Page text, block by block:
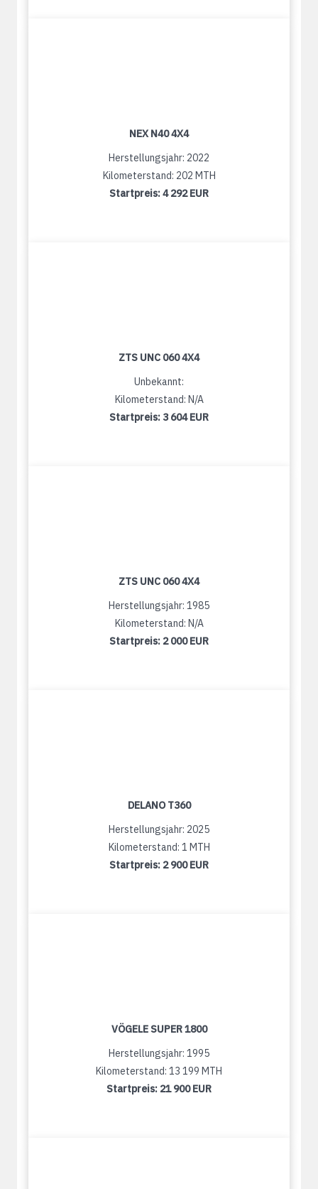
NEX N40 4X4
Herstellungsjahr: 2022
Kilometerstand: 202 MTH
Startpreis:4 292 EUR
ZTS UNC 060 4X4
Unbekannt:
Kilometerstand: N/A
Startpreis: 3 604 EUR
ZTS UNC 060 4X4
Herstellungsjahr: 1985
Kilometerstand: N/A
Startpreis: 2 000 EUR
DELANO T360
Herstellungsjahr: 2025
Kilometerstand: 1 MTH
Startpreis: 2 900 EUR
VÖGELE SUPER 1800
Herstellungsjahr: 1995
Kilometerstand: 13 199 MTH
Startpreis: 21 900 EUR